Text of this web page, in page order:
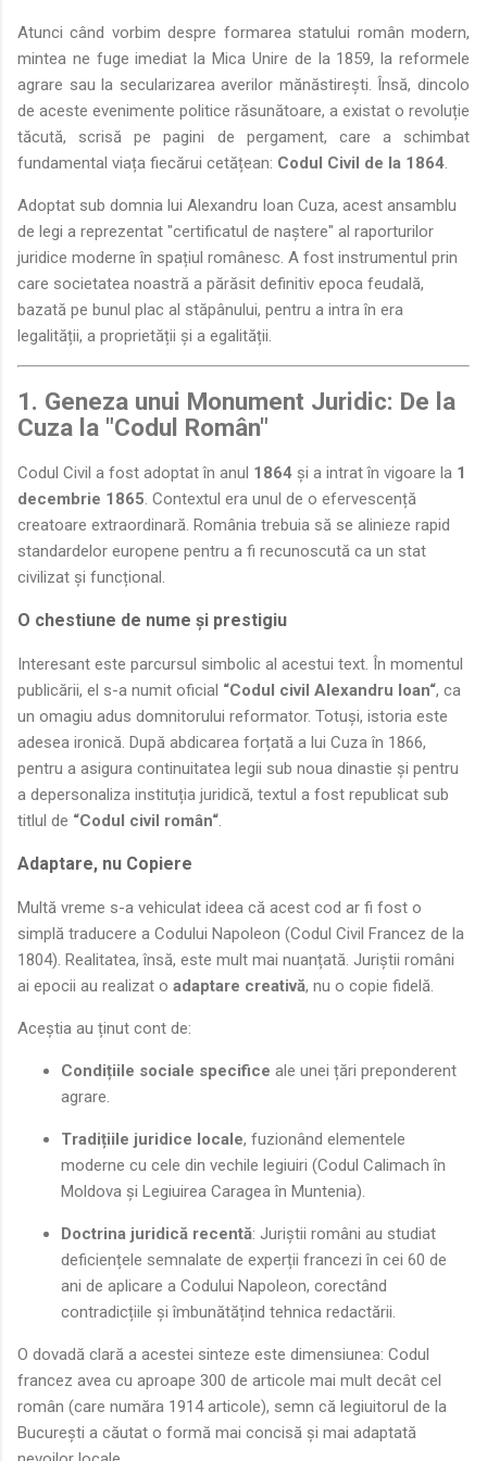
Atunci când vorbim despre formarea statului român modern,
mintea ne fuge imediat la Mica Unire de la 1859, la reformele
agrare sau la secularizarea averilor mănăstirești. Însă, dincolo
de aceste evenimente politice răsunătoare, a existat o revoluție
tăcută, scrisă pe pagini de pergament, care a schimbat
fundamental viața fiecărui cetățean: Codul Civil de la 1864.
Adoptat sub domnia lui Alexandru Ioan Cuza, acest ansamblu
de legi a reprezentat "certificatul de naștere" al raporturilor
juridice moderne în spațiul românesc. A fost instrumentul prin
care societatea noastră a părăsit definitiv epoca feudală,
bazată pe bunul plac al stăpânului, pentru a intra în era
legalității, a proprietății și a egalității.
1. Geneza unui Monument Juridic: De la
Cuza la "Codul Român"
Codul Civil a fost adoptat în anul 1864 și a intrat în vigoare la 1
decembrie 1865. Contextul era unul de o efervescență
creatoare extraordinară. România trebuia să se alinieze rapid
standardelor europene pentru a fi recunoscută ca un stat
civilizat și funcțional.
O chestiune de nume și prestigiu
Interesant este parcursul simbolic al acestui text. În momentul
publicării, el s-a numit oficial “Codul civil Alexandru Ioan“, ca
un omagiu adus domnitorului reformator. Totuși, istoria este
adesea ironică. După abdicarea forțată a lui Cuza în 1866,
pentru a asigura continuitatea legii sub noua dinastie și pentru
a depersonaliza instituția juridică, textul a fost republicat sub
titlul de “Codul civil român“.
Adaptare, nu Copiere
Multă vreme s-a vehiculat ideea că acest cod ar fi fost o
simplă traducere a Codului Napoleon (Codul Civil Francez de la
1804). Realitatea, însă, este mult mai nuanțată. Juriștii români
ai epocii au realizat o adaptare creativă, nu o copie fidelă.
Aceștia au ținut cont de:
Condițiile sociale specifice ale unei țări preponderent
agrare.
Tradițiile juridice locale, fuzionând elementele
moderne cu cele din vechile legiuiri (Codul Calimach în
Moldova și Legiuirea Caragea în Muntenia).
Doctrina juridică recentă: Juriștii români au studiat
deficiențele semnalate de experții francezi în cei 60 de
ani de aplicare a Codului Napoleon, corectând
contradicțiile și îmbunătățind tehnica redactării.
O dovadă clară a acestei sinteze este dimensiunea: Codul
francez avea cu aproape 300 de articole mai mult decât cel
român (care număra 1914 articole), semn că legiuitorul de la
București a căutat o formă mai concisă și mai adaptată